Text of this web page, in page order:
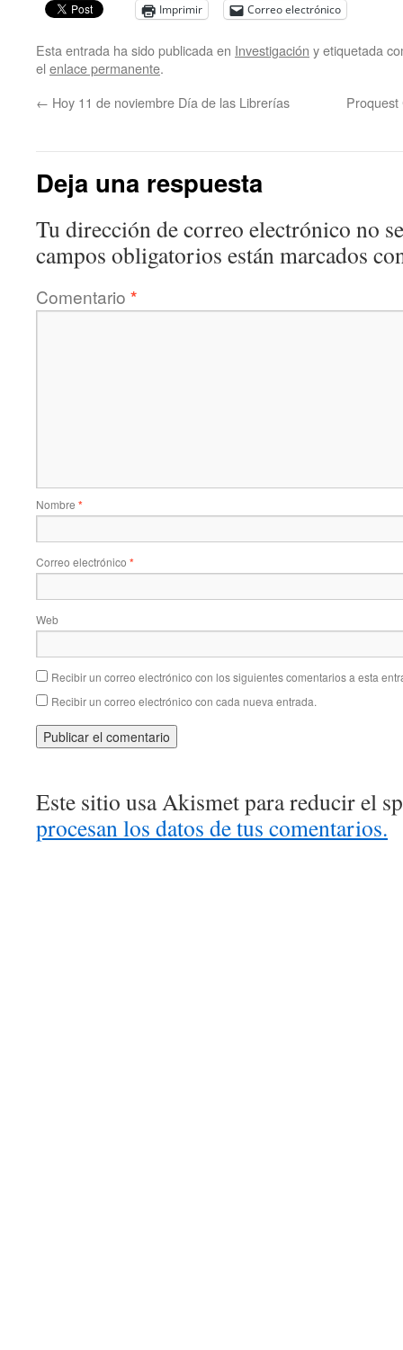
Imprimir Correo electrónico
Esta entrada ha sido publicada en Investigación y etiquetada
el enlace permanente.
← Hoy 11 de noviembre Día de las Librerías Proquest
Deja una respuesta
Tu dirección de correo electrónico no
campos obligatorios están marcados
Comentario *
Nombre *
Correo electrónico *
Web
Recibir un correo electrónico con los siguientes comentarios a esta
Recibir un correo electrónico con cada nueva entrada.
Este sitio usa Akismet para reducir el
procesan los datos de tus comentarios.